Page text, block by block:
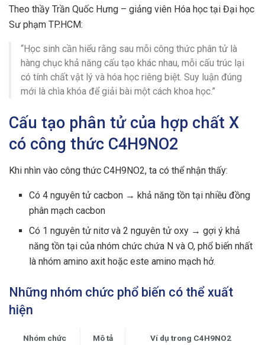
Theo thầy Trần Quốc Hưng – giảng viên Hóa học tại Đại học
Sư phạm TP.HCM:
“Học sinh cần hiểu rằng sau mỗi công thức phân tử là
hàng chục khả năng cấu tạo khác nhau, mỗi cấu trúc lại
có tính chất vật lý và hóa học riêng biệt. Suy luận đúng
mới là chìa khóa để giải bài một cách khoa học.”
Cấu tạo phân tử của hợp chất X
có công thức C4H9NO2
Khi nhìn vào công thức C4H9NO2, ta có thể nhận thấy:
Có 4 nguyên tử cacbon → khả năng tồn tại nhiều đồng
phân mạch cacbon
Có 1 nguyên tử nitơ và 2 nguyên tử oxy → gợi ý khả
năng tồn tại của nhóm chức chứa N và O, phổ biến nhất
là nhóm amino axit hoặc este amino mạch hở.
Những nhóm chức phổ biến có thể xuất
hiện
Nhóm chức Mô tả Ví dụ trong C4H9NO2